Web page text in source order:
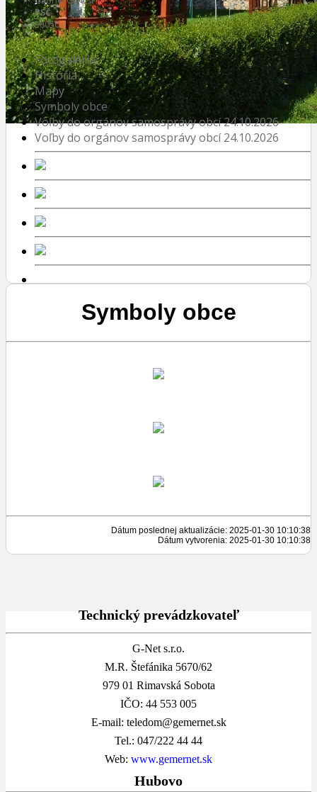
PSČ
98050
Fotogaléria
História
Mapy
Symboly obce
Voľby do orgánov samosprávy obcí 24.10.2026
Voľby do orgánov samosprávy obcí 24.10.2026
Symboly obce
Dátum poslednej aktualizácie: 2025-01-30 10:10:38
Dátum vytvorenia: 2025-01-30 10:10:38
Technický prevádzkovateľ
G-Net s.r.o.
M.R. Štefánika 5670/62
979 01 Rimavská Sobota
IČO: 44 553 005
E-mail: teledom@gemernet.sk
Tel.: 047/222 44 44
Web: www.gemernet.sk
Hubovo